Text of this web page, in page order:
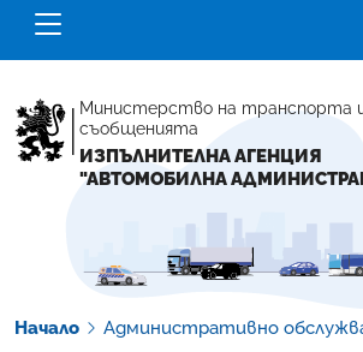
Министерство на транспорта
съобщенията
ИЗПЪЛНИТЕЛНА АГЕНЦИЯ
"АВТОМОБИЛНА
Начало
Административно